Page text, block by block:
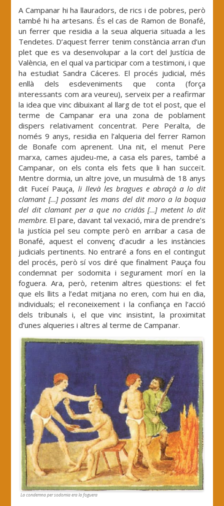
A Campanar hi ha llauradors, de rics i de pobres, però
també hi ha artesans. És el cas de Ramon de Bonafé,
un ferrer que residia a la seua alqueria situada a les
Tendetes. D’aquest ferrer tenim constància arran d’un
plet que es va desenvolupar a la cort del Justícia de
València, en el qual va participar com a testimoni, i que
ha estudiat Sandra Cáceres. El procés judicial, més
enllà dels esdeveniments que conta (força
interessants com ara veureu), serveix per a reafirmar
la idea que vinc dibuixant al llarg de tot el post, que el
terme de Campanar era una zona de poblament
dispers relativament concentrat. Pere Peralta, de
només 9 anys, residia en l’alqueria del ferrer Ramon
de Bonafe com aprenent. Una nit, el menut Pere
marxa, cames ajudeu-me, a casa els pares, també a
Campanar, on els conta els fets que li han succeït.
Mentre dormia, un altre jove, un musulmà de 18 anys
dit Fuceí Pauça,li llevà les bragues e abraçà a lo dit
clamant […] possant les mans del dit moro a la boqua
del dit clamant per a que no cridàs […] metent lo dit
membre. El pare, davant tal vexació, mira de prendre’s
la justícia pel seu compte però en arribar a casa de
Bonafé, aquest el convenç d’acudir a les instàncies
judicials pertinents. No entraré a fons en el contingut
del procés, però sí vos diré que finalment Pauça fou
condemnat per sodomita i segurament morí en la
foguera. Ara, però, retenim altres qüestions: el fet
que els llits a l’edat mitjana no eren, com hui en dia,
individuals; el reconeixement i la confiança en l’acció
dels tribunals i, el que vinc insistint, la proximitat
d’unes alqueries i altres al terme de Campanar.
La condemna per sodomia era la foguera